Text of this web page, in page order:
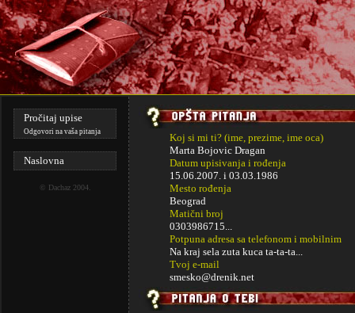
Pročitaj upise
Odgovori na vaša pitanja
Naslovna
© Dachaz2004.
Koj si mi ti? (ime, prezime, ime oca)
Marta Bojovic Dragan
Datum upisivanja i rođenja
15.06.2007. i 03.03.1986
Mesto rođenja
Beograd
Matični broj
0303986715...
Potpuna adresa sa telefonom i mobilnim
Na kraj sela zuta kuca ta-ta-ta...
Tvoj e-mail
smesko@drenik.net